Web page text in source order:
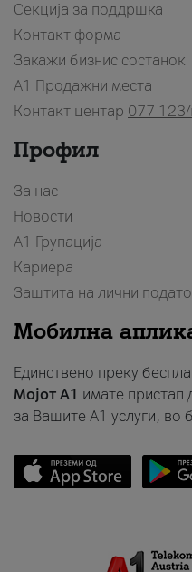
Секција за поддршка
Контакт форма
Закажи бизнис состанок
A1 Продажни места
Контакт центар 077
Профил
За нас
Новости
А1 Групација
Кариера
Заштита на лични
Мобилна
Единствено преку
Мојот A1 имате
за Вашите A1 услуги, во